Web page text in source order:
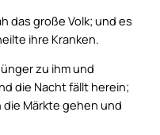
das große Volk; und es
ihre Kranken.
zu ihm und
die Nacht fällt herein;
die Märkte gehen und